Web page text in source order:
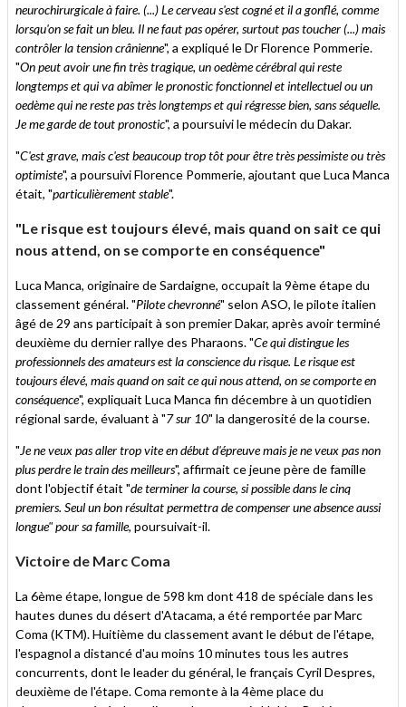
neurochirurgicale à faire. (...) Le cerveau s'est cogné et il a gonflé, comme
lorsqu'on se fait un bleu. Il ne faut pas opérer, surtout pas toucher (...) mais
contrôler la tension crânienne", a expliqué le Dr Florence Pommerie.
"On peut avoir une fin très tragique, un oedème cérébral qui reste
longtemps et qui va abîmer le pronostic fonctionnel et intellectuel ou un
oedème qui ne reste pas très longtemps et qui régresse bien, sans séquelle.
Je me garde de tout pronostic", a poursuivi le médecin du Dakar.
"C'est grave, mais c'est beaucoup trop tôt pour être très pessimiste ou très
optimiste", a poursuivi Florence Pommerie, ajoutant que Luca Manca
était, "particulièrement stable".
"Le risque est toujours élevé, mais quand on sait ce qui
nous attend, on se comporte en conséquence"
Luca Manca, originaire de Sardaigne, occupait la 9ème étape du
classement général. "Pilote chevronné" selon ASO, le pilote italien
âgé de 29 ans participait à son premier Dakar, après avoir terminé
deuxième du dernier rallye des Pharaons. "Ce qui distingue les
professionnels des amateurs est la conscience du risque. Le risque est
toujours élevé, mais quand on sait ce qui nous attend, on se comporte en
conséquence", expliquait Luca Manca fin décembre à un quotidien
régional sarde, évaluant à "7 sur 10" la dangerosité de la course.
"Je ne veux pas aller trop vite en début d'épreuve mais je ne veux pas non
plus perdre le train des meilleurs", affirmait ce jeune père de famille
dont l'objectif était "de terminer la course, si possible dans le cinq
premiers. Seul un bon résultat permettra de compenser une absence aussi
longue" pour sa famille, poursuivait-il.
Victoire de Marc Coma
La 6ème étape, longue de 598 km dont 418 de spéciale dans les
hautes dunes du désert d'Atacama, a été remportée par Marc
Coma (KTM). Huitième du classement avant le début de l'étape,
l'espagnol a distancé d'au moins 10 minutes tous les autres
concurrents, dont le leader du général, le français Cyril Despres,
deuxième de l'étape. Coma remonte à la 4ème place du